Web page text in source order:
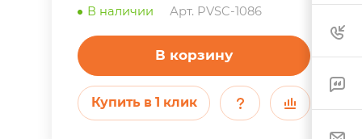
В наличии Арт. PVSC-1086
В корзину
Купить в 1 клик